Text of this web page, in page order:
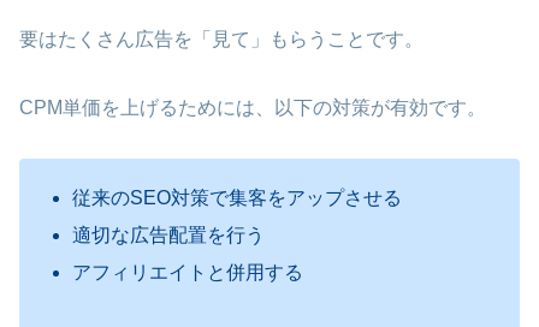
要はたくさん広告を「見て」もらうことです。
CPM単価を上げるためには、以下の対策が有効です。
従来のSEO対策で集客をアップさせる
適切な広告配置を行う
アフィリエイトと併用する